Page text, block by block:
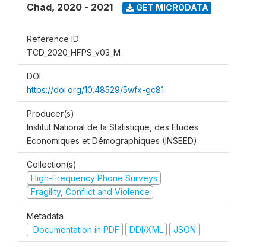
Chad, 2020 - 2021 GET MICRODATA
Reference ID
TCD_2020_HFPS_v03_M
DOI
https://doi.org/10.48529/5wfx-gc81
Producer(s)
Institut National de la Statistique, des Etudes
Economiques et Démographiques (INSEED)
Collection(s)
High-Frequency Phone Surveys
Fragility, Conflict and Violence
Metadata
Documentation in PDF
DDI/XML JSON